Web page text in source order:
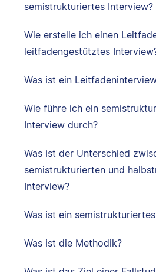
semistrukturiertes Interview?
Wie erstelle ich einen
leitfadengestütztes
Was ist ein
Wie führe ich ein
Interview durch?
Was ist der Unterschied
semistrukturierten und
Interview?
Was ist ein
Was ist die Methodik?